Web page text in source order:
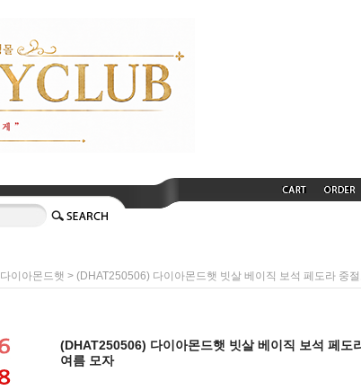
다이아몬드햇 > (DHAT250506) 다이아몬드햇 빗살 베이직 보석 페도라 중
(DHAT250506) 다이아몬드햇 빗살 베이직 보석 페도
여름 모자